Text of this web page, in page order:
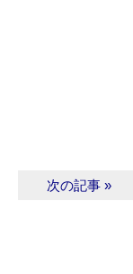
次の記事 »